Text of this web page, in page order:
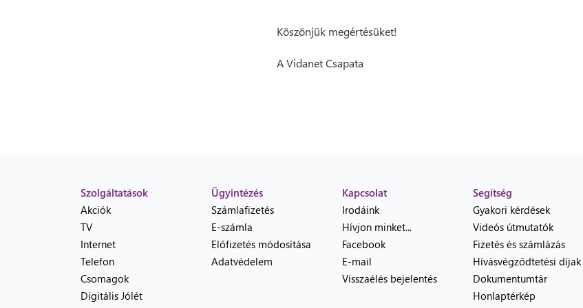
Köszönjük megértésüket!
A Vidanet Csapata
Szolgáltatások
Akciók
TV
Internet
Telefon
Csomagok
Digitális Jólét
Ügyintézés
Számlafizetés
E-számla
Előfizetés módosítása
Adatvédelem
Kapcsolat
Irodáink
Hívjon minket...
Facebook
E-mail
Visszaélés bejelentés
Segítség
Gyakori kérdések
Videós útmutatók
Fizetés és számlázás
Hívásvégződtetési díjak
Dokumentumtár
Honlaptérkép